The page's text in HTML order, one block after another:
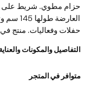
حزام مطوي. شريط على
حفلات وفعاليات. منتج
التفاصيل والمكونات والعناية
متوافر في المتجر